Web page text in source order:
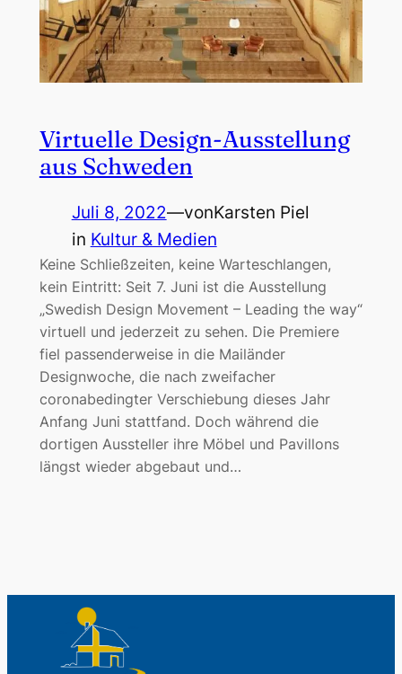
Virtuelle Design-Ausstellung
aus Schweden
Juli 8, 2022—vonKarsten Piel
in Kultur & Medien
Keine Schließzeiten, keine Warteschlangen,
kein Eintritt: Seit 7. Juni ist die Ausstellung
„Swedish Design Movement – ​​Leading the way“
virtuell und jederzeit zu sehen. Die Premiere
fiel passenderweise in die Mailänder
Designwoche, die nach zweifacher
coronabedingter Verschiebung dieses Jahr
Anfang Juni stattfand. Doch während die
dortigen Aussteller ihre Möbel und Pavillons
längst wieder abgebaut und…